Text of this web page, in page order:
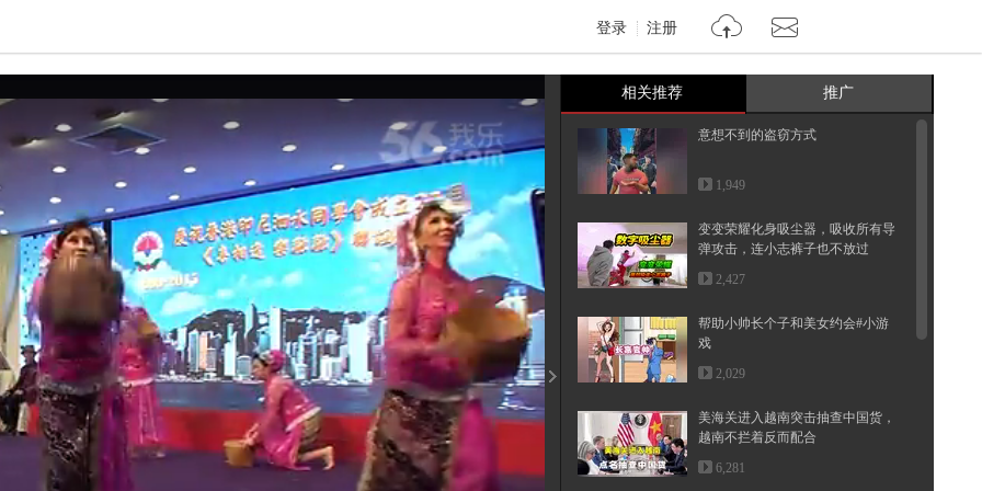
登录 注册
亮度 标准
饱和度 100
相关推荐 推广
意想不到的盗窃方式
1,949
变变荣耀化身吸尘器，吸收所有导
弹攻击，连小志裤子也不放过
2,427
帮助小帅长个子和美女约会#小游
戏
2,029
美海关进入越南突击抽查中国货，
越南不拦着反而配合
6,281